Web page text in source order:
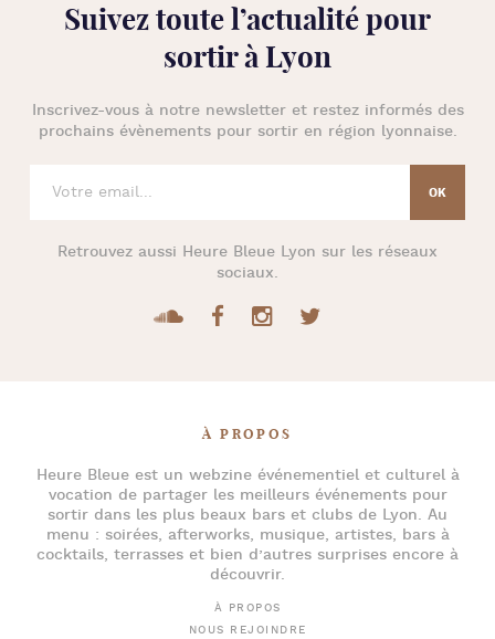
Suivez toute l’actualité pour
sortir à Lyon
Inscrivez-vous à notre newsletter et restez informés des
prochains évènements pour sortir en région lyonnaise.
Retrouvez aussi Heure Bleue Lyon sur les réseaux
sociaux.
À PROPOS
Heure Bleueest un webzine événementiel et culturel à
vocation de partager les meilleurs événements pour
sortir dans les plus beaux bars et clubs de Lyon. Au
menu : soirées, afterworks, musique, artistes, bars à
cocktails, terrasses et bien d’autres surprises encore à
découvrir.
À PROPOS
NOUS REJOINDRE